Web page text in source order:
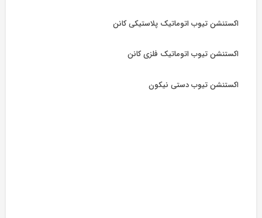
اکستنشن تیوب اتوماتیک پلاستیکی کانن
اکستنشن تیوب اتوماتیک فلزی کانن
اکستنشن تیوب دستی نیکون